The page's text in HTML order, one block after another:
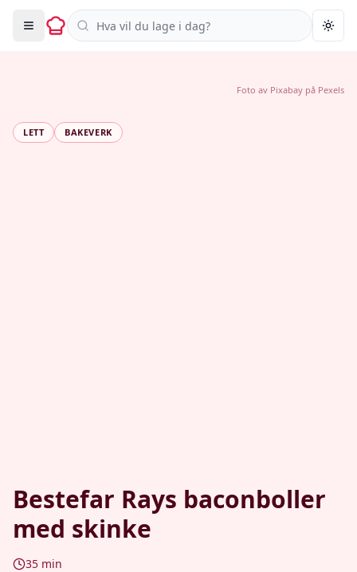
Søk i oppskrifter
LETT BAKEVERK
Bestefar Rays baconboller
med skinke
35 min
Foto av Pixabay på Pexels